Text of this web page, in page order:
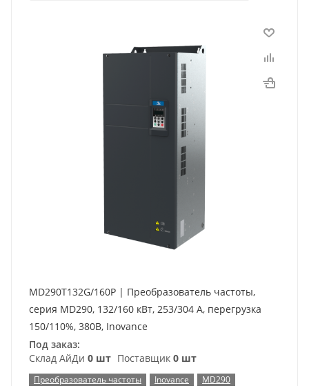
MD290T132G/160P | Преобразователь частоты,
серия MD290, 132/160 кВт, 253/304 А, перегрузка
150/110%, 380B, Inovance
Под заказ:
Склад АйДи 0 шт Поставщик 0 шт
Преобразователь частоты Inovance
MD290